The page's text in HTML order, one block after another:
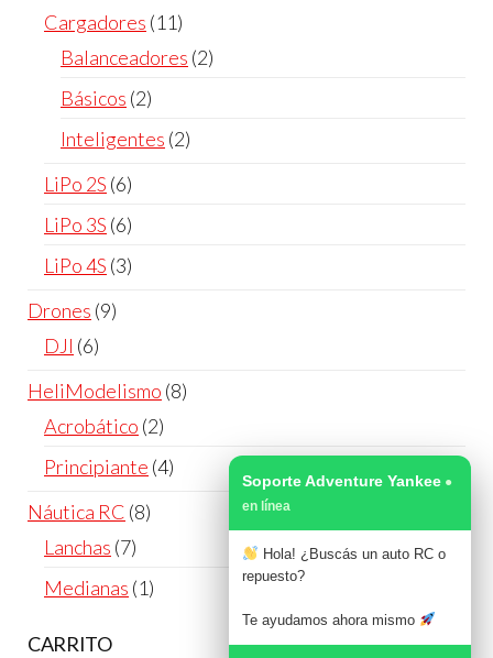
Cargadores 11
Balanceadores 2
Básicos 2
Inteligentes 2
LiPo 2S 6
LiPo 3S 6
LiPo 4S 3
Drones 9
DJI 6
HeliModelismo 8
Acrobático 2
Principiante 4
Náutica RC 8
Lanchas 7
Medianas 1
CARRITO
Soporte Adventure Yankee
Hola! ¿Buscás un auto RC o
repuesto?
Te ayudamos ahora mismo